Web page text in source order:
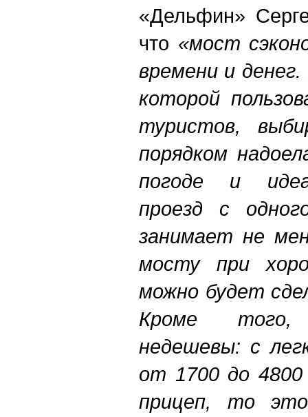
«Дельфин»
что «мост
времени и
которой
туристов,
порядком
погоде и
проезд с
занимает не
мосту при
можно будет
Кроме
недешевы: с
от 1700 до
прицеп, то